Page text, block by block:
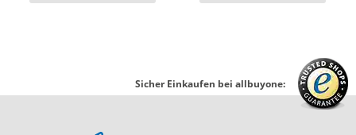
Sicher Einkaufen bei allbuyone: